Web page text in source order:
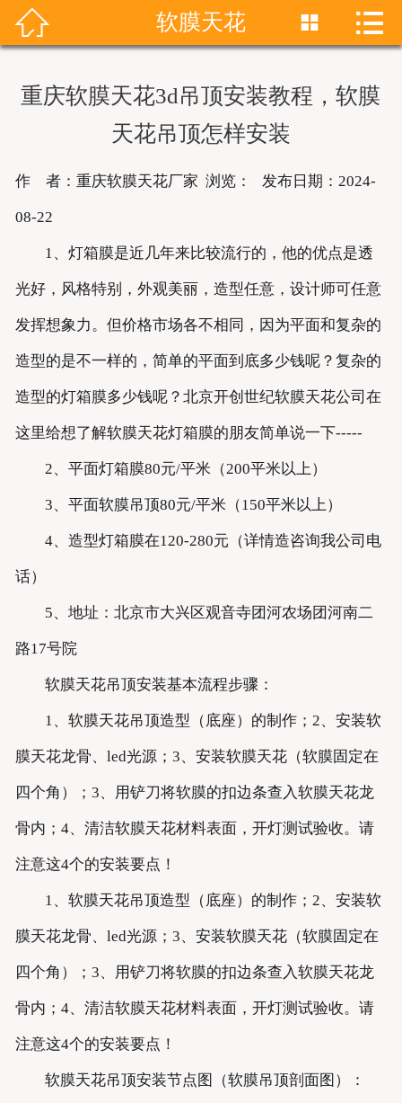
首页
联系我们
 软膜天花  
重庆软膜天花3d吊顶安装教程，软膜
天花吊顶怎样安装
作 者：重庆软膜天花厂家 浏览： 发布日期：2024-
08-22
1、灯箱膜是近几年来比较流行的，他的优点是透
光好，风格特别，外观美丽，造型任意，设计师可任意
发挥想象力。但价格市场各不相同，因为平面和复杂的
造型的是不一样的，简单的平面到底多少钱呢？复杂的
造型的灯箱膜多少钱呢？北京开创世纪软膜天花公司在
这里给想了解软膜天花灯箱膜的朋友简单说一下-----
2、平面灯箱膜80元/平米（200平米以上）
3、平面软膜吊顶80元/平米（150平米以上）
4、造型灯箱膜在120-280元（详情造咨询我公司电
话）
5、地址：北京市大兴区观音寺团河农场团河南二
路17号院
软膜天花吊顶安装基本流程步骤：
1、软膜天花吊顶造型（底座）的制作；2、安装软
膜天花龙骨、led光源；3、安装软膜天花（软膜固定在
四个角）；3、用铲刀将软膜的扣边条查入软膜天花龙
骨内；4、清洁软膜天花材料表面，开灯测试验收。请
注意这4个的安装要点！
1、软膜天花吊顶造型（底座）的制作；2、安装软
膜天花龙骨、led光源；3、安装软膜天花（软膜固定在
四个角）；3、用铲刀将软膜的扣边条查入软膜天花龙
骨内；4、清洁软膜天花材料表面，开灯测试验收。请
注意这4个的安装要点！
软膜天花吊顶安装节点图（软膜吊顶剖面图）：